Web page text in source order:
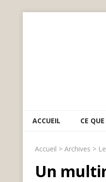
ACCUEIL CE
Accueil > Archives >
Un